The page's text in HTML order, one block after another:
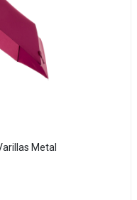
Metal